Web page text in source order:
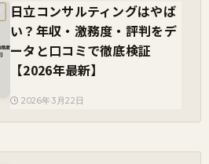
日立コンサルティングはやば
い？年収・激務度・評判をデ
ータと口コミで徹底検証
【2026年最新】
2026年3月22日